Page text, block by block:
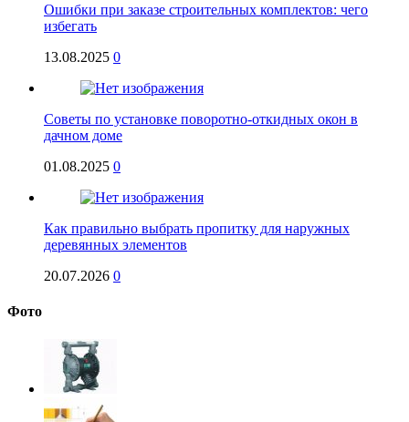
Ошибки при заказе строительных комплектов: чего
избегать
13.08.2025 0
Советы по установке поворотно-откидных окон в
дачном доме
01.08.2025 0
Как правильно выбрать пропитку для наружных
деревянных элементов
20.07.2026 0
Фото